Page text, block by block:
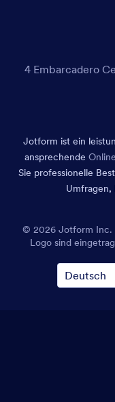
4 Embarcadero
Jotform ist ein
ansprechende
Sie professionelle
Umfragen,
© 2026 Jotform Inc.
Logo sind